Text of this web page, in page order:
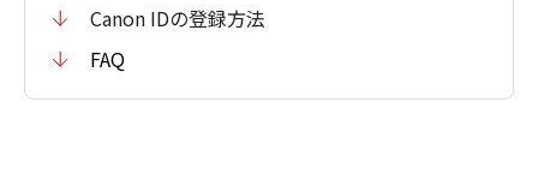
Canon IDの登録方法
FAQ